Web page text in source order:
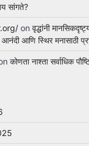
सांगते?
on वृद्धांनी
आनंदी आणि स्थिर मनासाठी
कोणता नाश्ता सर्वाधिक